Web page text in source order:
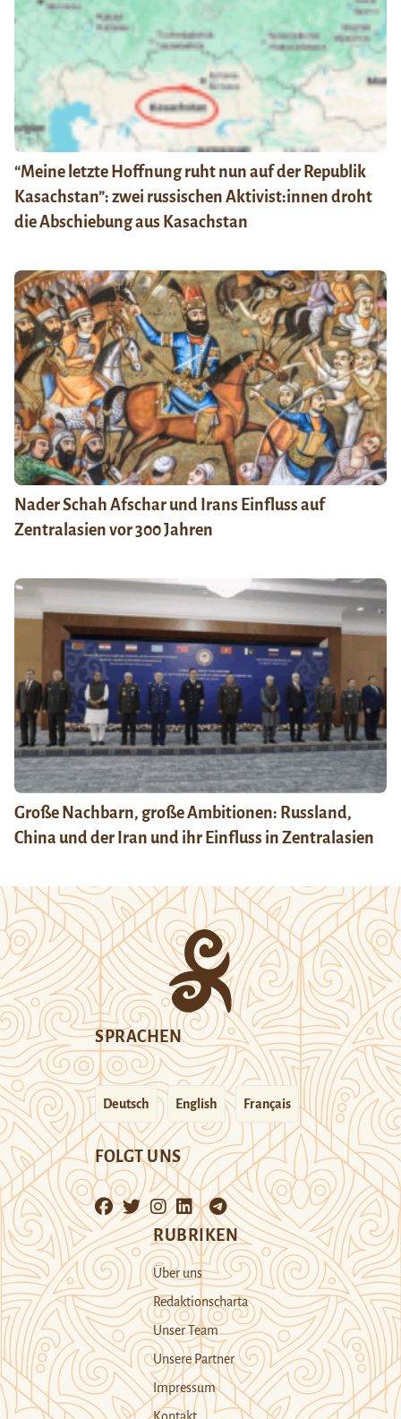
“Meine letzte Hoffnung ruht nun auf der Republik
Kasachstan”: zwei russischen Aktivist:innen droht
die Abschiebung aus Kasachstan
Nader Schah Afschar und Irans Einfluss auf
Zentralasien vor 300 Jahren
Große Nachbarn, große Ambitionen: Russland,
China und der Iran und ihr Einfluss in Zentralasien
SPRACHEN
Deutsch English Français
FOLGT UNS
RUBRIKEN
Über uns
Redaktionscharta
Unser Team
Unsere Partner
Impressum